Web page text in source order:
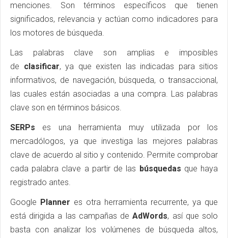
menciones. Son términos específicos que tienen
significados, relevancia y actúan como indicadores para
los motores de búsqueda.
Las palabras clave son amplias e imposibles
de clasificar, ya que existen las indicadas para sitios
informativos, de navegación, búsqueda, o transaccional,
las cuales están asociadas a una compra. Las palabras
clave son en términos básicos.
SERPs es una herramienta muy utilizada por los
mercadólogos, ya que investiga las mejores palabras
clave de acuerdo al sitio y contenido. Permite comprobar
cada palabra clave a partir de las búsquedas que haya
registrado antes.
Google Planner es otra herramienta recurrente, ya que
está dirigida a las campañas deAdWords, así que solo
basta con analizar los volúmenes de búsqueda altos,